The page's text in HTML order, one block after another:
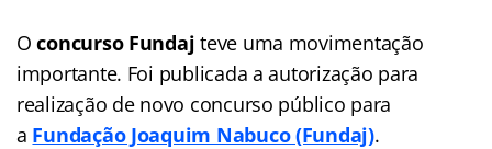
Oconcurso Fundaj teve uma movimentação
importante. Foi publicada a autorização para
realização de novo concurso público para
a Fundação Joaquim Nabuco (Fundaj).